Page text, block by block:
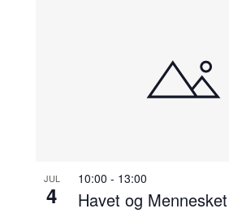
JUL
4
Havet og
10:00 - 13:00